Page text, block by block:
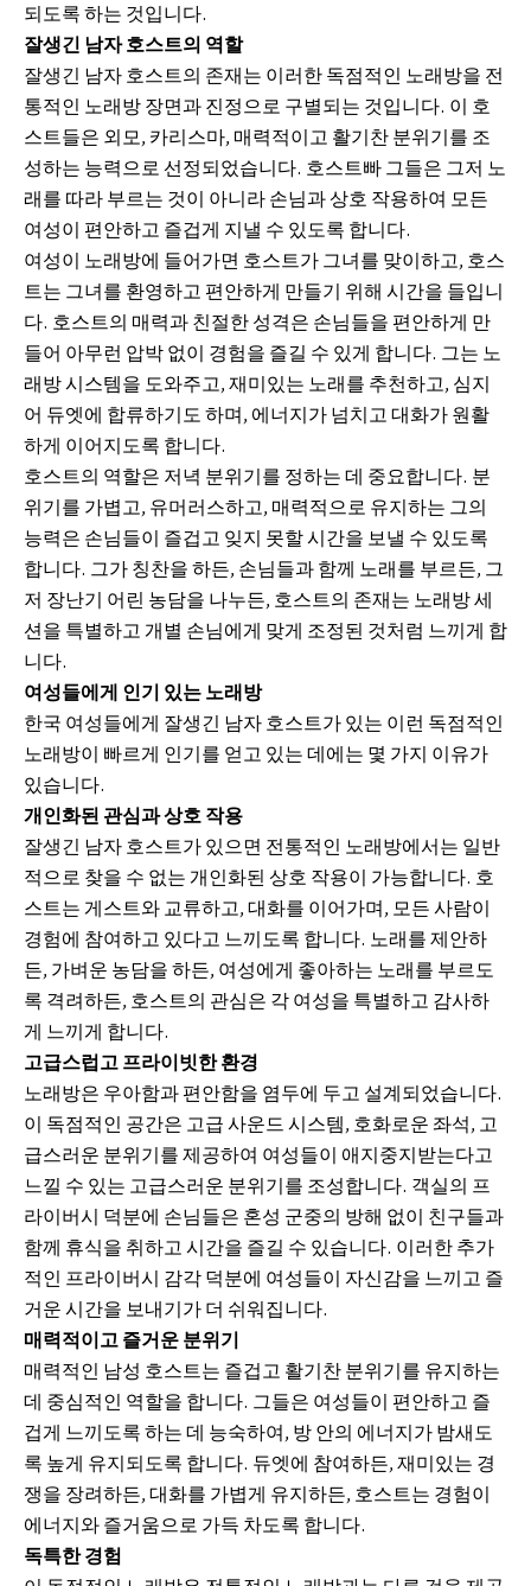
되도록 하는 것입니다.
잘생긴 남자 호스트의 역할
잘생긴 남자 호스트의 존재는 이러한 독점적인 노래방을 전
통적인 노래방 장면과 진정으로 구별되는 것입니다. 이 호
스트들은 외모, 카리스마, 매력적이고 활기찬 분위기를 조
성하는 능력으로 선정되었습니다. 호스트빠그들은 그저 노
래를 따라 부르는 것이 아니라 손님과 상호 작용하여 모든
여성이 편안하고 즐겁게 지낼 수 있도록 합니다.
여성이 노래방에 들어가면 호스트가 그녀를 맞이하고, 호스
트는 그녀를 환영하고 편안하게 만들기 위해 시간을 들입니
다. 호스트의 매력과 친절한 성격은 손님들을 편안하게 만
들어 아무런 압박 없이 경험을 즐길 수 있게 합니다. 그는 노
래방 시스템을 도와주고, 재미있는 노래를 추천하고, 심지
어 듀엣에 합류하기도 하며, 에너지가 넘치고 대화가 원활
하게 이어지도록 합니다.
호스트의 역할은 저녁 분위기를 정하는 데 중요합니다. 분
위기를 가볍고, 유머러스하고, 매력적으로 유지하는 그의
능력은 손님들이 즐겁고 잊지 못할 시간을 보낼 수 있도록
합니다. 그가 칭찬을 하든, 손님들과 함께 노래를 부르든, 그
저 장난기 어린 농담을 나누든, 호스트의 존재는 노래방 세
션을 특별하고 개별 손님에게 맞게 조정된 것처럼 느끼게 합
니다.
여성들에게 인기 있는 노래방
한국 여성들에게 잘생긴 남자 호스트가 있는 이런 독점적인
노래방이 빠르게 인기를 얻고 있는 데에는 몇 가지 이유가
있습니다.
개인화된 관심과 상호 작용
잘생긴 남자 호스트가 있으면 전통적인 노래방에서는 일반
적으로 찾을 수 없는 개인화된 상호 작용이 가능합니다. 호
스트는 게스트와 교류하고, 대화를 이어가며, 모든 사람이
경험에 참여하고 있다고 느끼도록 합니다. 노래를 제안하
든, 가벼운 농담을 하든, 여성에게 좋아하는 노래를 부르도
록 격려하든, 호스트의 관심은 각 여성을 특별하고 감사하
게 느끼게 합니다.
고급스럽고 프라이빗한 환경
노래방은 우아함과 편안함을 염두에 두고 설계되었습니다.
이 독점적인 공간은 고급 사운드 시스템, 호화로운 좌석, 고
급스러운 분위기를 제공하여 여성들이 애지중지받는다고
느낄 수 있는 고급스러운 분위기를 조성합니다. 객실의 프
라이버시 덕분에 손님들은 혼성 군중의 방해 없이 친구들과
함께 휴식을 취하고 시간을 즐길 수 있습니다. 이러한 추가
적인 프라이버시 감각 덕분에 여성들이 자신감을 느끼고 즐
거운 시간을 보내기가 더 쉬워집니다.
매력적이고 즐거운 분위기
매력적인 남성 호스트는 즐겁고 활기찬 분위기를 유지하는
데 중심적인 역할을 합니다. 그들은 여성들이 편안하고 즐
겁게 느끼도록 하는 데 능숙하여, 방 안의 에너지가 밤새도
록 높게 유지되도록 합니다. 듀엣에 참여하든, 재미있는 경
쟁을 장려하든, 대화를 가볍게 유지하든, 호스트는 경험이
에너지와 즐거움으로 가득 차도록 합니다.
독특한 경험